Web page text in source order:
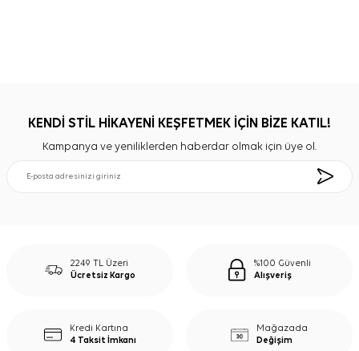
KENDİ STİL HİKAYENİ KEŞFETMEK İÇİN BİZE KATIL!
Kampanya ve yeniliklerden haberdar olmak için üye ol.
2249 TL Üzeri
Ücretsiz Kargo
%100 Güvenli
Alışveriş
Kredi Kartına
4 Taksit İmkanı
Mağazada
Değişim